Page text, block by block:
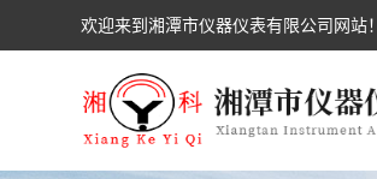
欢迎来到湘潭市仪器仪表有限公司网站！